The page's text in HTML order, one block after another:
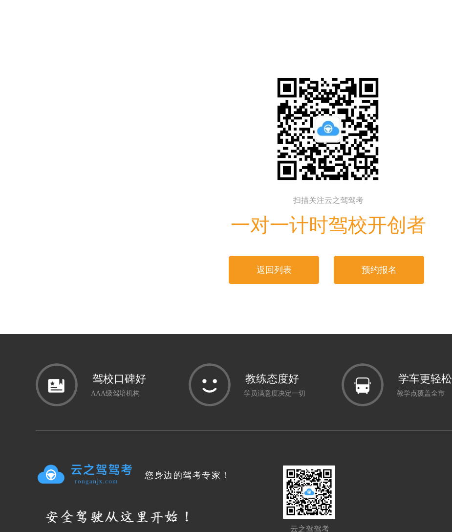
扫描关注云之驾驾考
一对一计时驾校开创者
返回列表 预约报名
云之驾驾考
您身边的驾考专家！
教学点覆盖全市
学车更轻松
学员满意度决定一切
教练态度好
AAA级驾培机构
驾校口碑好